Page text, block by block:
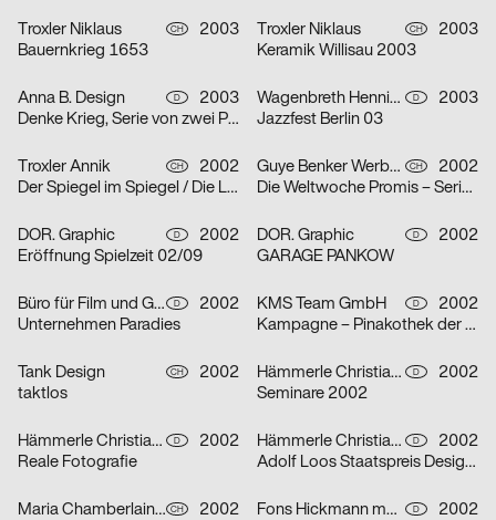
Troxler Niklaus CH
2003
Bauernkrieg 1653
Troxler Niklaus CH
2003
Keramik Willisau 2003
Anna B. Design D
2003
Denke Krieg, Serie von zwei Plakaten
Wagenbreth Henning D
2003
Jazzfest Berlin 03
Troxler Annik CH
2002
Der Spiegel im Spiegel / Die Leiden des Jungwerdens / Die Muse mit der scharfen Zunge – Serie von dr
Guye Benker Werbeagentur AG BSW CH
2002
Die Weltwoche Promis – Serie von drei Plakaten
DOR. Graphic D
2002
Eröffnung Spielzeit 02/09
DOR. Graphic D
2002
GARAGE PANKOW
Büro für Film und Gestaltung D
2002
Unternehmen Paradies
KMS Team GmbH D
2002
Kampagne – Pinakothek der Moderne – Serie von zwei Plakaten
Tank Design CH
2002
taktlos
Hämmerle Christiane, Timo Thurner D
2002
Seminare 2002
Hämmerle Christiane, Timo Thurner D
2002
Reale Fotografie
Hämmerle Christiane, Timo Thurner D
2002
Adolf Loos Staatspreis Design 2001
Maria Chamberlain, Fabienne Bissig, Ibrahim Hasan CH
2002
Fons Hickmann m23 D
2002